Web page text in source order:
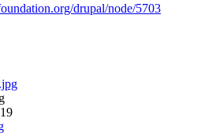
drupal/node/5703